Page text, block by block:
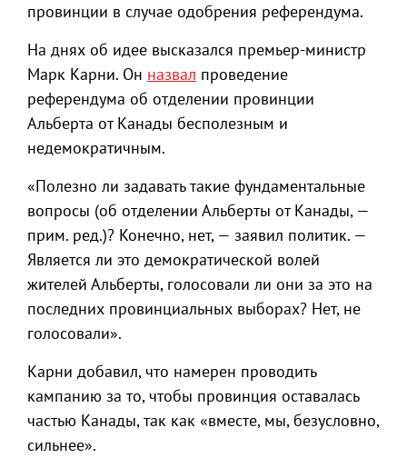
провинции в случае одобрения референдума.
На днях об идее высказался премьер-министр
Марк Карни. Он назвал проведение
референдума об отделении провинции
Альберта от Канады бесполезным и
недемократичным.
«Полезно ли задавать такие фундаментальные
вопросы (об отделении Альберты от Канады, —
прим. ред.)? Конечно, нет, — заявил политик. —
Является ли это демократической волей
жителей Альберты, голосовали ли они за это на
последних провинциальных выборах? Нет, не
голосовали».
Карни добавил, что намерен проводить
кампанию за то, чтобы провинция оставалась
частью Канады, так как «вместе, мы, безусловно,
сильнее».